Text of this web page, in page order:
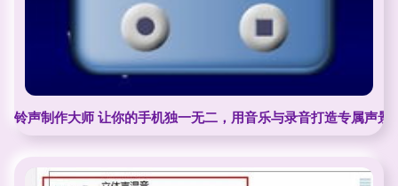
铃声制作大师 让你的手机独一无二，用音乐与录音打造专属声景